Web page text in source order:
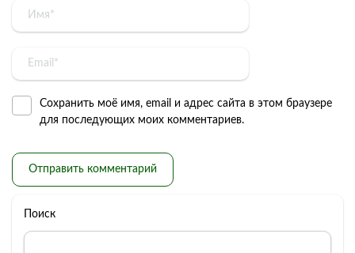
Сохранить моё имя, email и адрес сайта в этом браузере
для последующих моих комментариев.
Поиск